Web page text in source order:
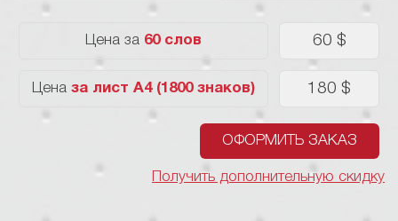
Цена за 60 слов 60 $
Цена за лист А4 (1800 знаков) 180 $
ОФОРМИТЬ ЗАКАЗ
Получить дополнительную скидку